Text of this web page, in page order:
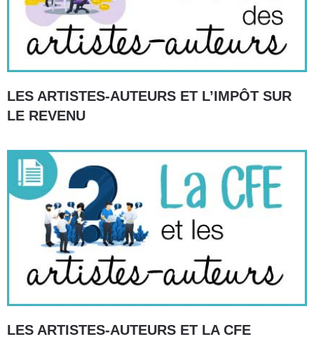
LES ARTISTES-AUTEURS ET L’IMPÔT SUR
LE REVENU
LES ARTISTES-AUTEURS ET LA CFE